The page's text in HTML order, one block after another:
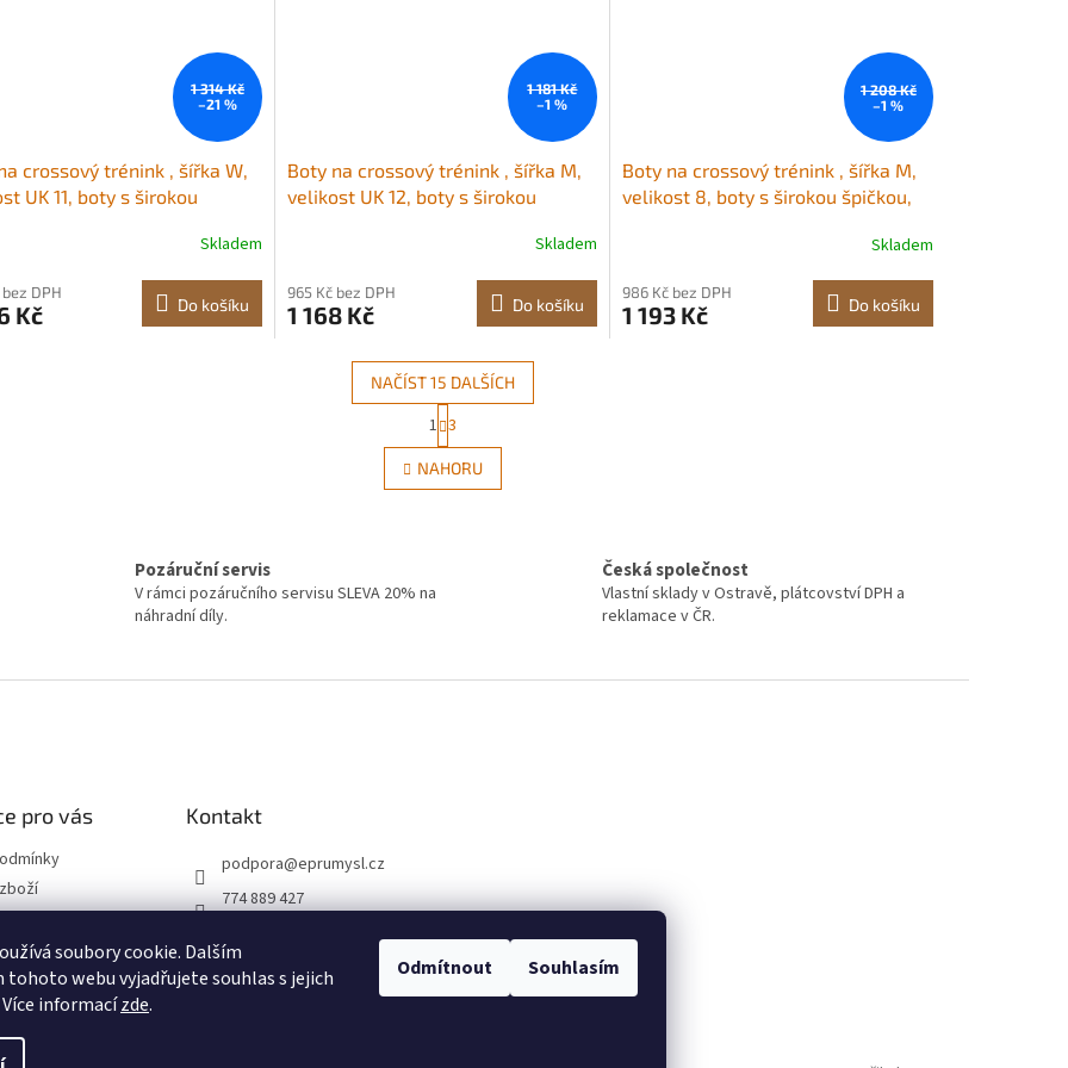
soubory cookie. Dalším
tohoto webu vyjadřujete souhlas s jejich
informacízde.
Odmítnout Souhlasím
1 314 Kč
–21 %
crossový trénink , šířka W,
UK 11, boty s širokou
venčení psů a vzpírání
Skladem
DPH
Kč Do košíku
1 181 Kč
–1 %
Boty na crossový trénink , šířka M,
velikost UK 12, boty s širokou
gymnastiku, venčení psů a vzpírání
(černé)
Skladem
965 Kč bez DPH
1 168 Kč Do košíku
1 208 Kč
–1 %
Boty na crossový trénink , šířka M,
velikost 8, boty s širokou špičkou,
šněrováním, tréninkové boty na
běh, gymnastiku, venčení psů a
vzpírání (bílé)
Skladem
986 Kč bez DPH
1 193 Kč Do košíku
O
v
l
k
NAČÍST 15 DALŠÍCH
t
r
á
n
1 3
NAHORU
Pozáruční servis
V rámci pozáručního servisu SLEVA 20% na
náhradní díly.
Česká společnost
Vlastní sklady v Ostravě, plátcovství DPH a
reklamace v ČR.
pro vás Kontakt
podpora@eprumysl.cz
774 889 427